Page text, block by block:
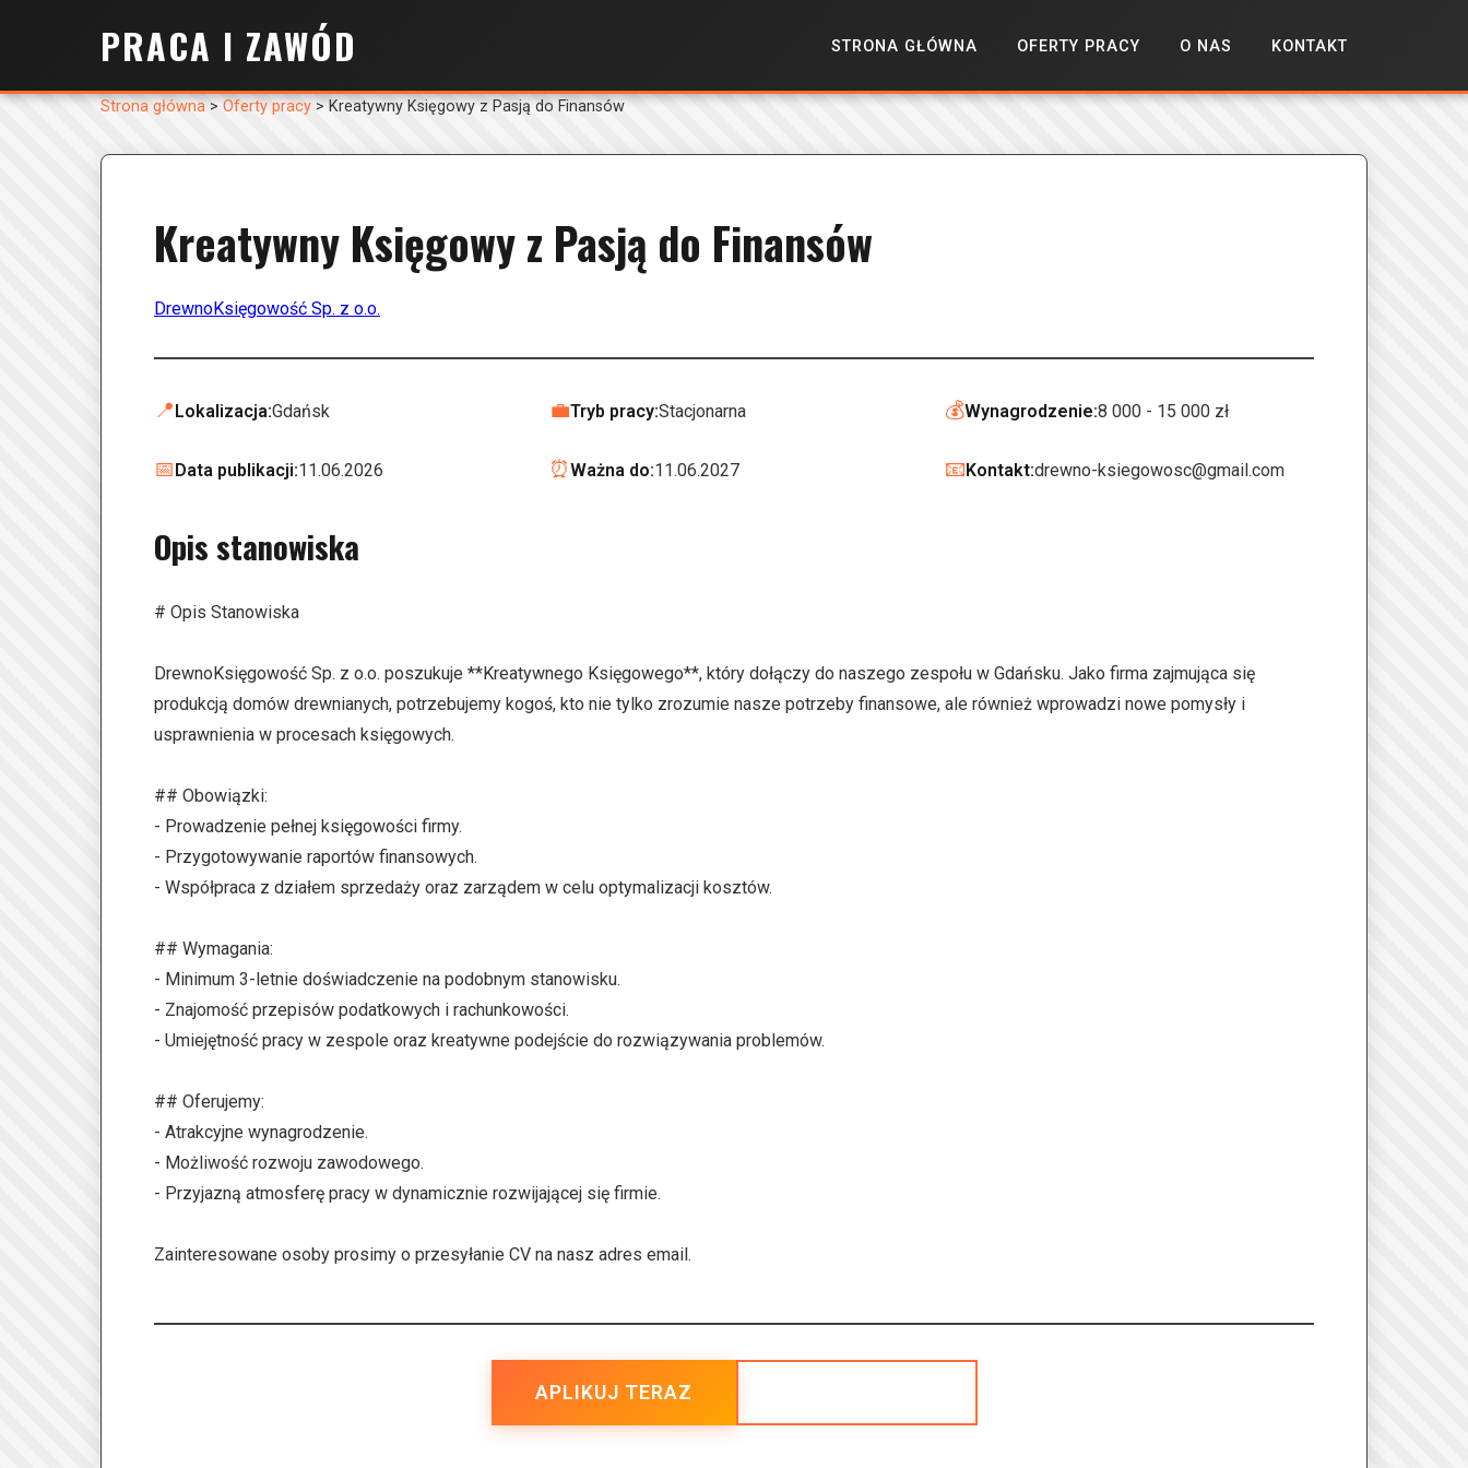
PRACA I ZAWÓD STRONA GŁÓWNA OFERTY PRACY O NAS KONTAKT
Strona główna> Oferty pracy >Kreatywny Księgowy z Pasją do Finansów
Kreatywny Księgowy z Pasją do Finansów
DrewnoKsięgowość Sp. z o.o.
📍Lokalizacja:Gdańsk 💼Tryb pracy:Stacjonarna 💰Wynagrodzenie:8 000 - 15 000 zł
📅Data publikacji:11.06.2026 ⏰Ważna do:11.06.2027 📧Kontakt:drewno-ksiegowosc@gmail.com
Opis stanowiska
# Opis Stanowiska
DrewnoKsięgowość Sp. z o.o. poszukuje **Kreatywnego Księgowego**, który dołączy do naszego zespołu w Gdańsku. Jako firma zajmująca się
produkcją domów drewnianych, potrzebujemy kogoś, kto nie tylko zrozumie nasze potrzeby finansowe, ale również wprowadzi nowe pomysły i
usprawnienia w procesach księgowych.
## Obowiązki:
- Prowadzenie pełnej księgowości firmy.
- Przygotowywanie raportów finansowych.
- Współpraca z działem sprzedaży oraz zarządem w celu optymalizacji kosztów.
## Wymagania:
- Minimum 3-letnie doświadczenie na podobnym stanowisku.
- Znajomość przepisów podatkowych i rachunkowości.
- Umiejętność pracy w zespole oraz kreatywne podejście do rozwiązywania problemów.
## Oferujemy:
- Atrakcyjne wynagrodzenie.
- Możliwość rozwoju zawodowego.
- Przyjazną atmosferę pracy w dynamicznie rozwijającej się firmie.
Zainteresowane osoby prosimy o przesyłanie CV na nasz adres email.
APLIKUJ TERAZ